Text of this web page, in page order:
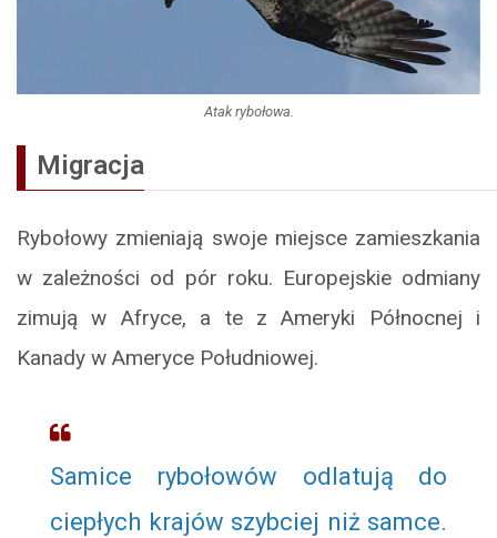
Atak rybołowa.
Migracja
Rybołowy zmieniają swoje miejsce zamieszkania
w zależności od pór roku. Europejskie odmiany
zimują w Afryce, a te z Ameryki Północnej i
Kanady w Ameryce Południowej.
Samice rybołowów odlatują do
ciepłych krajów szybciej niż samce.